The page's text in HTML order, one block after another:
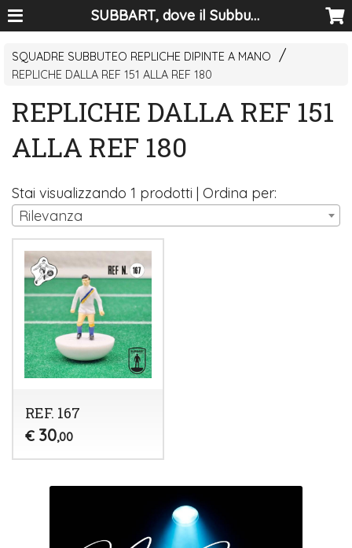
SUBBART, dove il Subbuteo diventa arte
SQUADRE SUBBUTEO REPLICHE DIPINTE A MANO
REPLICHE DALLA REF 151 ALLA REF 180
REPLICHE DALLA REF 151
ALLA REF 180
Stai visualizzando 1 prodotti | Ordina per:
Rilevanza
REF. 167
€ 30,00